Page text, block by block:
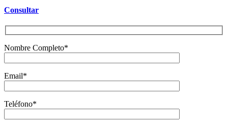
Consultar
Nombre Completo*
Email*
Teléfono*